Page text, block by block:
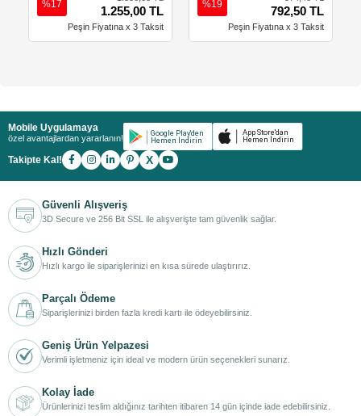
1.255,00 TL
%17
Peşin Fiyatına x 3 Taksit
792,50 TL
%19
Peşin Fiyatına x 3 Taksit
Mobile Uygulamaya
özel avantajlardan yararlanın!
Takipte Kal! X
Güvenli Alışveriş
3D Secure ve 256 Bit SSL ile alışverişte tam güvenlik sağlar.
Hızlı Gönderi
Hızlı kargo ile siparişlerinizi en kısa sürede ulaştırırız.
Parçalı Ödeme
Siparişlerinizi birden fazla kredi kartı ile ödeyebilirsiniz.
Geniş Ürün Yelpazesi
Verimli işletmeniz için ideal ve modern ürün seçenekleri sunarız.
Kolay İade
Ürünlerinizi teslim aldığınız tarihten itibaren 14 gün içinde iade edebilirsiniz.